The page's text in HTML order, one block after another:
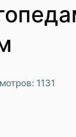
1131